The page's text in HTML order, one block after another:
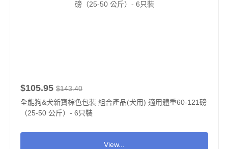
$105.95 $143.40
全能狗&犬新寶棕色包裝 組合產品(犬用) 適用體重60-121磅
（25-50 公斤）- 6只裝
View...